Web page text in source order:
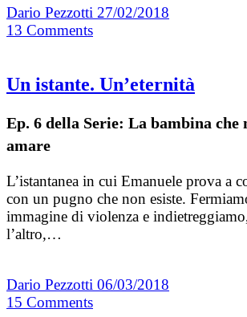
Dario Pezzotti 27/02/2018
13 Comments
Un istante. Un’eternità
Ep. 6 della Serie: La bambina che
amare
L’istantanea in cui Emanuele prova a
con un pugno che non esiste.
immagine di violenza e
l’altro,…
Dario Pezzotti 06/03/2018
15 Comments